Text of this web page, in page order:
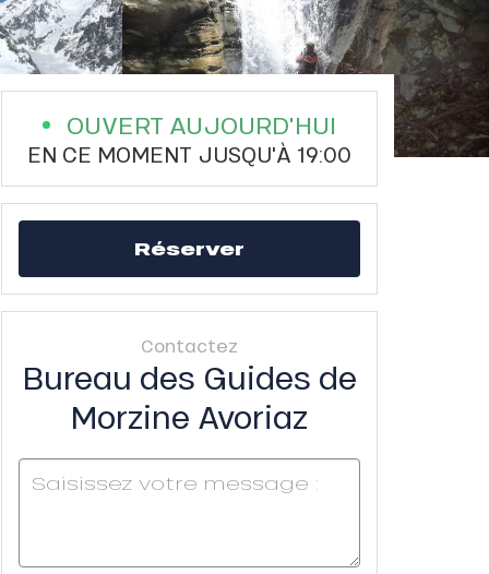
OUVERT AUJOURD'HUI
EN CE MOMENT JUSQU'À 19:00
Réserver
Contactez
Bureau des Guides de
Morzine Avoriaz